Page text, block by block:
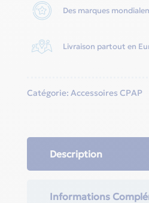
Des marques
Livraison partout en
Catégorie: Accessoires CPAP
Description
Informations